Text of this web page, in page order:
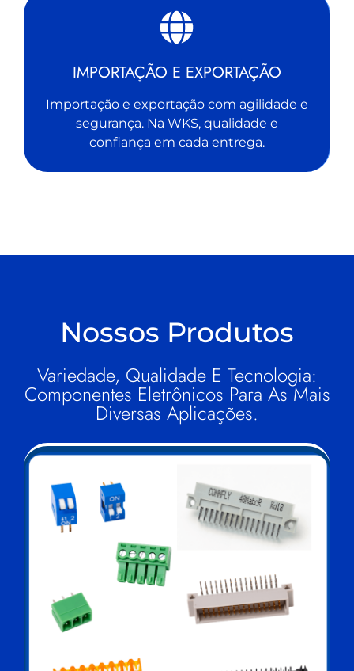
IMPORTAÇÃO E EXPORTAÇÃO
Importação e exportação com agilidade e
segurança. Na WKS, qualidade e
confiança em cada entrega.
Nossos Produtos
Variedade, Qualidade E Tecnologia:
Componentes Eletrônicos Para As Mais
Diversas Aplicações.